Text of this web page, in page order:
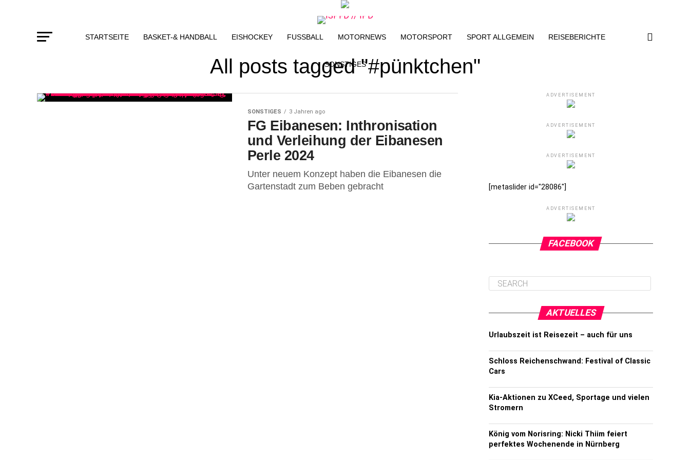
STARTSEITE BASKET-& HANDBALL EISHOCKEY FUSSBALL MOTORNEWS MOTORSPORT SPORT ALLGEMEIN REISEBERICHTE
SONSTIGES
All posts tagged "#pünktchen"
SONSTIGES 3 Jahren ago
FG Eibanesen: Inthronisation
und Verleihung der Eibanesen
Perle 2024
Unter neuem Konzept haben die Eibanesen die
Gartenstadt zum Beben gebracht
ADVERTISEMENT
ADVERTISEMENT
ADVERTISEMENT
[metaslider id="28086"]
ADVERTISEMENT
FACEBOOK
AKTUELLES
Urlaubszeit ist Reisezeit – auch für uns
Schloss Reichenschwand: Festival of Classic
Cars
Kia-Aktionen zu XCeed, Sportage und vielen
Stromern
König vom Norisring: Nicki Thiim feiert
perfektes Wochenende in Nürnberg